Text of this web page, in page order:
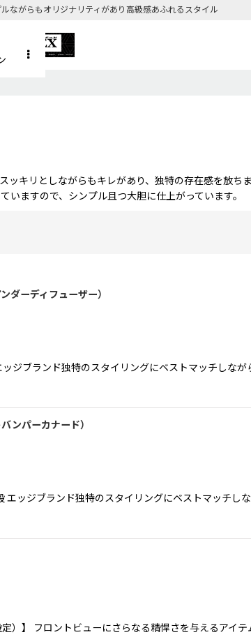
ながらもオリジナリティがあり高級感あふれるスタイル
キリとしながらもキレがあり、独特の存在感を放ち
ますので、シンプル且つ大胆に仕上がっています。
絞り込む
ダーディフューザー）
ジブランド独特のスタイリングにベストマッチしな
ンパーカナード）
ッジブランド独特のスタイリングにベストマッチし
）】 フロントビューにさらなる精悍さを与えるアイ